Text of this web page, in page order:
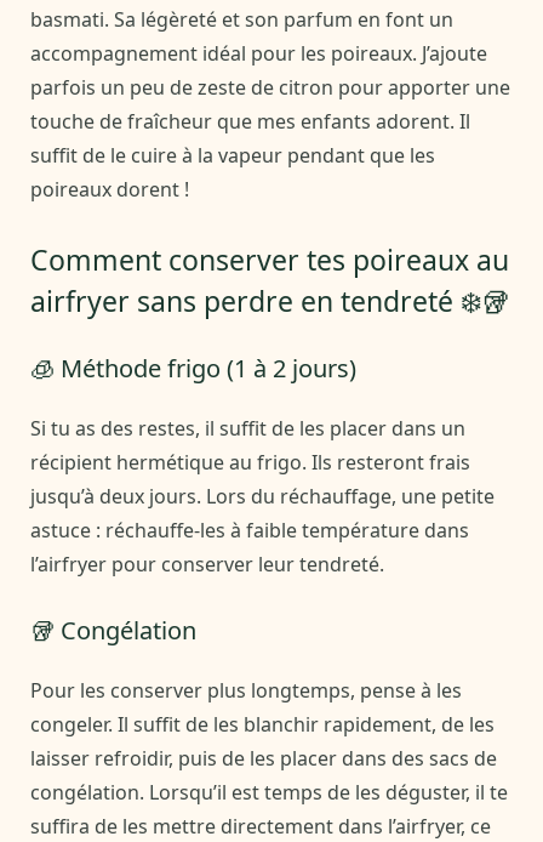
basmati. Sa légèreté et son parfum en font un
accompagnement idéal pour les poireaux. J’ajoute
parfois un peu de zeste de citron pour apporter une
touche de fraîcheur que mes enfants adorent. Il
suffit de le cuire à la vapeur pendant que les
poireaux dorent !
Comment conserver tes poireaux au
airfryer sans perdre en tendreté ❄️🥡
🧊 Méthode frigo (1 à 2 jours)
Si tu as des restes, il suffit de les placer dans un
récipient hermétique au frigo. Ils resteront frais
jusqu’à deux jours. Lors du réchauffage, une petite
astuce : réchauffe-les à faible température dans
l’airfryer pour conserver leur tendreté.
🥡 Congélation
Pour les conserver plus longtemps, pense à les
congeler. Il suffit de les blanchir rapidement, de les
laisser refroidir, puis de les placer dans des sacs de
congélation. Lorsqu’il est temps de les déguster, il te
suffira de les mettre directement dans l’airfryer, ce